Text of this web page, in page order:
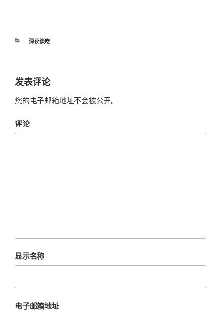
分
深夜谈吃
发表评论
您的电子邮箱地址不会被公开。
评论
显示名称
电子邮箱地址